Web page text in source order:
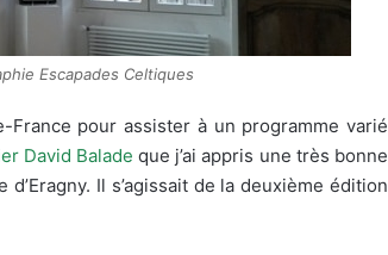
Escapades Celtiques
France pour assister à un programme varié
David Balade que j’ai appris une très bonne
Il s’agissait de la deuxième édition